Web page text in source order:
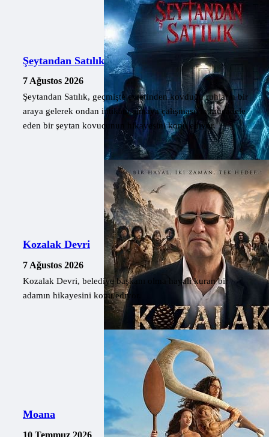
Şeytandan Satılık
7 Ağustos 2026
Şeytandan Satılık, geçmişte evlerinden kovduğu ruhların bir
araya gelerek ondan intikam almaya çalışmasıyla mücadele
eden bir şeytan kovucunun hikayesini konu ediyor.
Kozalak Devri
7 Ağustos 2026
Kozalak Devri, belediye başkanı olma hayali kuran bir
adamın hikayesini konu ediyor.
Moana